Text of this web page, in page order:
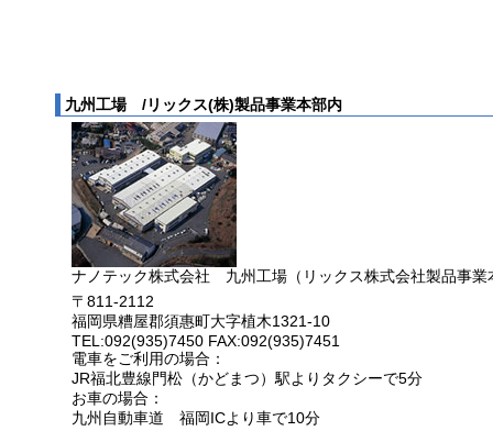
九州工場 /リックス(株)製品事業本部内
ナノテック株式会社 九州工場（リックス株式会社製品事業
〒811-2112
福岡県糟屋郡須惠町大字植木1321-10
TEL:092(935)7450 FAX:092(935)7451
電車をご利用の場合：
JR福北豊線門松（かどまつ）駅よりタクシーで5分
お車の場合：
九州自動車道 福岡ICより車で10分